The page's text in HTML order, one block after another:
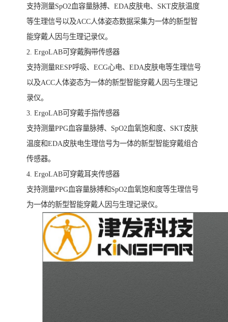
支持测量SpO2血容量脉搏、EDA皮肤电、SKT皮肤温度
等生理信号以及ACC人体姿态数据采集为一体的新型智
能穿戴人因与生理记录仪。
2. ErgoLAB可穿戴胸带传感器
支持测量RESP呼吸、ECG心电、EDA皮肤电等生理信号
以及ACC人体姿态为一体的新型智能穿戴人因与生理记
录仪。
3. ErgoLAB可穿戴手指传感器
支持测量PPG血容量脉搏、SpO2血氧饱和度、SKT皮肤
温度和EDA皮肤电生理信号为一体的新型智能穿戴组合
传感器。
4. ErgoLAB可穿戴耳夹传感器
支持测量PPG血容量脉搏和SpO2血氧饱和度等生理信号
为一体的新型智能穿戴人因与生理记录仪。